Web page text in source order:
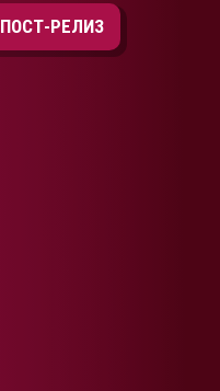
ПОСТ-РЕЛИЗ